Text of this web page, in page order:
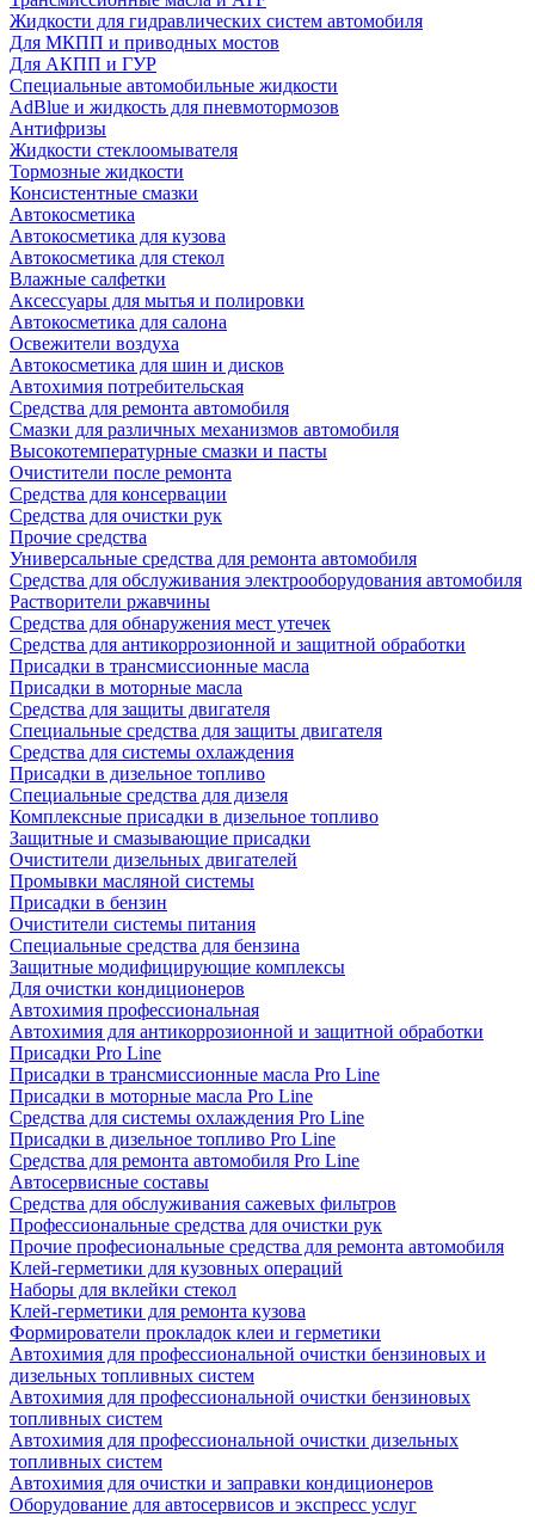
Жидкости для гидравлических систем автомобиля
Для МКПП и приводных мостов
Для АКПП и ГУР
Специальные автомобильные жидкости
AdBlue и жидкость для пневмотормозов
Антифризы
Жидкости стеклоомывателя
Тормозные жидкости
Консистентные смазки
Автокосметика
Автокосметика для кузова
Автокосметика для стекол
Влажные салфетки
Аксессуары для мытья и полировки
Автокосметика для салона
Освежители воздуха
Автокосметика для шин и дисков
Автохимия потребительская
Средства для ремонта автомобиля
Смазки для различных механизмов автомобиля
Высокотемпературные смазки и пасты
Очистители после ремонта
Средства для консервации
Средства для очистки рук
Прочие средства
Универсальные средства для ремонта автомобиля
Средства для обслуживания электрооборудования автомобиля
Растворители ржавчины
Средства для обнаружения мест утечек
Средства для антикоррозионной и защитной обработки
Присадки в трансмиссионные масла
Присадки в моторные масла
Средства для защиты двигателя
Специальныe средства для защиты двигателя
Средства для системы охлаждения
Присадки в дизельное топливо
Спeциальные средства для дизеля
Комплексные присадки в дизельное топливо
Защитные и смазывающие присадки
Очистители дизельных двигателей
Промывки масляной системы
Присадки в бензин
Очистители системы питания
Специальные срeдства для бензина
Защитные модифицирующие комплексы
Для очистки кондиционеров
Автохимия профессиональная
Автохимия для антикоррозионной и защитной обработки
Присадки Pro Line
Присадки в трансмиссионные масла Pro Line
Присадки в моторные масла Pro Line
Средства для системы охлаждения Pro Line
Присадки в дизельное топливо Pro Line
Средства для ремонта автомобиля Pro Line
Автосервисные составы
Средства для обслуживания сажевых фильтров
Профессиональные средства для очистки рук
Прочие професиональные средства для ремонта автомобиля
Клей-герметики для кузовных операций
Наборы для вклейки стекол
Клей-герметики для ремонта кузова
Формирователи прокладок клеи и герметики
Автохимия для профессиональной очистки бензиновых и
дизельных топливных систем
Автохимия для профессиональной очистки бензиновых
топливных систем
Автохимия для профессиональной очистки дизельных
топливных систем
Автохимия для очистки и заправки кондиционеров
Оборудование для автосервисов и экспресс услуг